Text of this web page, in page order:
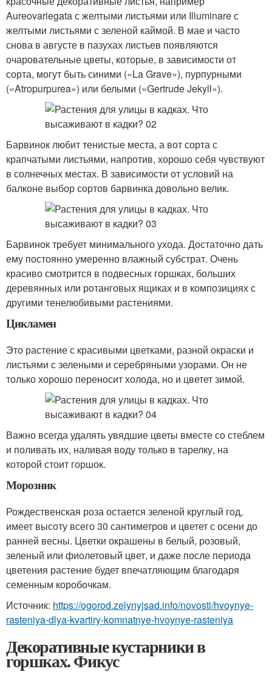
Aureovariegata с желтыми листьями или Illuminare с
желтыми листьями с зеленой каймой. В мае и часто
снова в августе в пазухах листьев появляются
очаровательные цветы, которые, в зависимости от
сорта, могут быть синими («La Grave»), пурпурными
(«Atropurpurea») или белыми («Gertrude Jekyll»).
Барвинок любит тенистые места, а вот сорта с
крапчатыми листьями, напротив, хорошо себя чувствуют
в солнечных местах. В зависимости от условий на
балконе выбор сортов барвинка довольно велик.
Барвинок требует минимального ухода. Достаточно дать
ему постоянно умеренно влажный субстрат. Очень
красиво смотрится в подвесных горшках, больших
деревянных или ротанговых ящиках и в композициях с
другими тенелюбивыми растениями.
Цикламен
Это растение с красивыми цветками, разной окраски и
листьями с зелеными и серебряными узорами. Он не
только хорошо переносит холода, но и цветет зимой.
Важно всегда удалять увядшие цветы вместе со стеблем
и поливать их, наливая воду только в тарелку, на
которой стоит горшок.
Морозник
Рождественская роза остается зеленой круглый год,
имеет высоту всего 30 сантиметров и цветет с осени до
ранней весны. Цветки окрашены в белый, розовый,
зеленый или фиолетовый цвет, и даже после периода
цветения растение будет впечатляющим благодаря
семенным коробочкам.
Источник: https://ogorod.zelynyjsad.info/novosti/hvoynye-
rasteniya-dlya-kvartiry-komnatnye-hvoynye-rasteniya
Декоративные кустарники в
горшках. Фикус